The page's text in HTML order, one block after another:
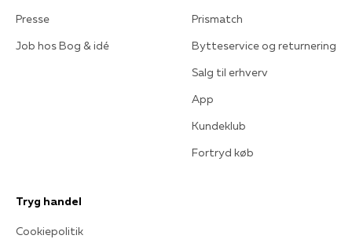
Presse
Job hos Bog & idé
Prismatch
Bytteservice og returnering
Salg til erhverv
App
Kundeklub
Fortryd køb
Tryg handel
Cookiepolitik